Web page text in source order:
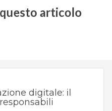
articolo
digitale: il